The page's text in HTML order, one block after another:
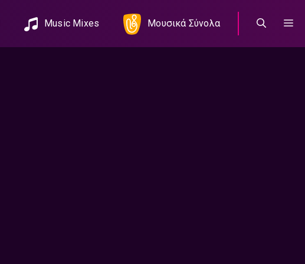
Music Mixes Μουσικά Σύνολα